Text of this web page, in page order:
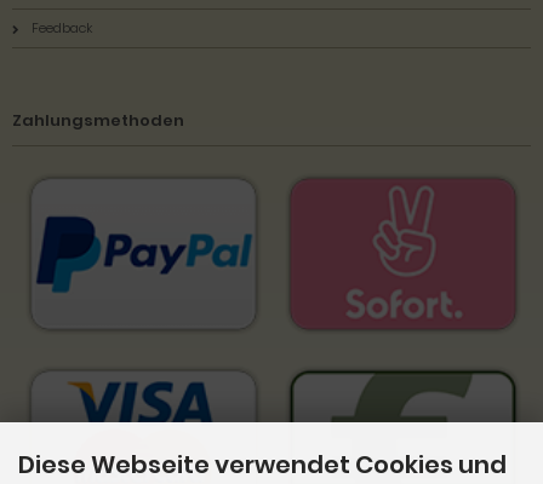
Feedback
Zahlungsmethoden
Diese Webseite verwendet Cookies und